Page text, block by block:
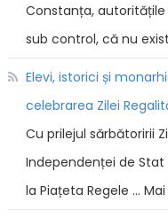
Constanța,
sub control, că nu
Elevi, istorici și
celebrarea Zilei
Cu prilejul sărbătoririi
Independenței de Stat
la Piațeta Regele …